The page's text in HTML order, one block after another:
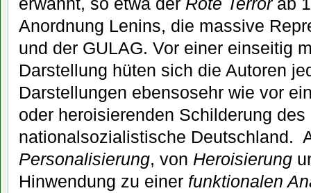
Anordnung Lenins, die massive
und der GULAG. Vor einer einseitig
Darstellung hüten sich die Autoren
Darstellungen ebensosehr wie vor
oder heroisierenden Schilderung
nationalsozialistische Deutschland.
Personalisierung, von Heroisierung
Hinwendung zu einer funktionalen